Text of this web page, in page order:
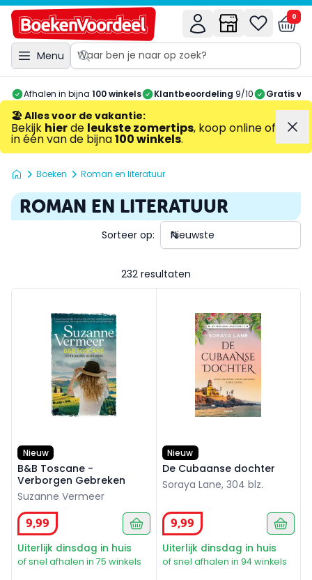
Menu
0
Afhalen in bijna 100 winkels Klantbeoordeling 9/10 Gratis
🏖️ Alles voor de vakantie:
Bekijk hierde leukste zomertips, koop online of
in één van de bijna100 winkels.
Boeken Roman en literatuur
ROMAN EN LITERATUUR
232 resultaten
Sorteer op:
Nieuw
B&B Toscane -
Verborgen Gebreken
Suzanne Vermeer
9,99
Uiterlijk dinsdag in huis
of snel afhalen in 75 winkels
Nieuw
De Cubaanse dochter
Soraya Lane, 304 blz.
9,99
Uiterlijk dinsdag in huis
of snel afhalen in 94 winkels